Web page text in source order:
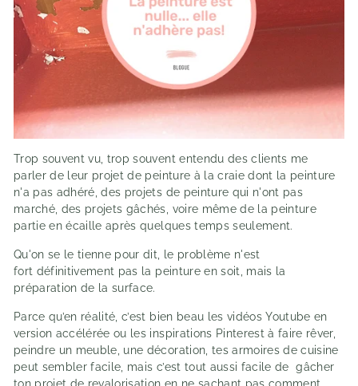
Trop souvent vu, trop souvent entendu des clients me
parler de leur projet de peinture à la craie dont la peinture
n'a pas adhéré, des projets de peinture qui n'ont pas
marché, des projets gâchés, voire même de la peinture
partie en écaille après quelques temps seulement.
Qu'on se le tienne pour dit, le problème n'est
fort définitivement pas la peinture en soit, mais la
préparation de la surface.
Parce qu’en réalité, c’est bien beau les vidéos Youtube en
version accélérée ou les inspirations Pinterest à faire rêver,
peindre un meuble, une décoration, tes armoires de cuisine
peut sembler facile, mais c’est tout aussi facile de gâcher